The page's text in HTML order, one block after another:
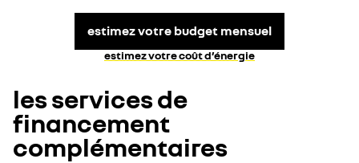
estimez votre budget mensuel
estimez votre coût d’énergie​
les services de
financement
complémentaires